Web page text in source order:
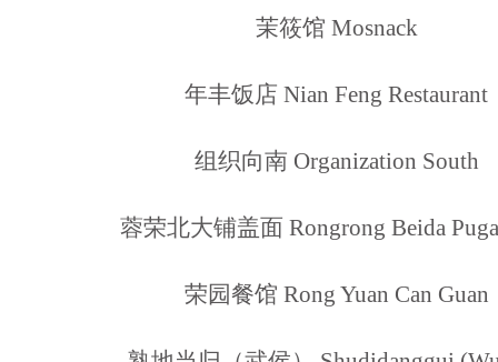
茉筱馆 Mosnack
年丰饭店 Nian Feng Restaurant
组织向南 Organization South
蓉荣北大铺盖面 Rongrong Beida
荣园餐馆 Rong Yuan Can Guan